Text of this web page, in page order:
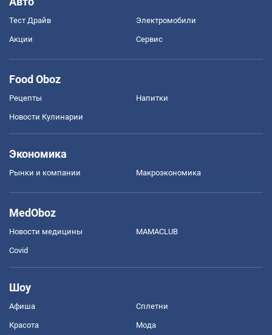
Тест Драйв Электромобили
Акции Сервис
Food Oboz
Рецепты Напитки
Новости Кулинарии
Экономика
Рынки и компании Mакроэкономика
MedOboz
Новости медицины MAMACLUB
Covid
Шоу
Афиша Сплетни
Красота Мода